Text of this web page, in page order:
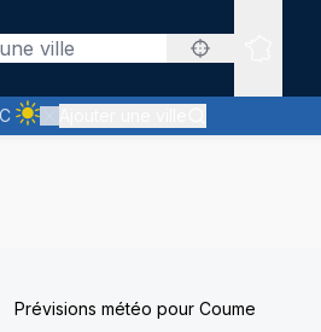
Sites
Ciel clair - quasiment pas de nuages
Prévisions météo pour Coume